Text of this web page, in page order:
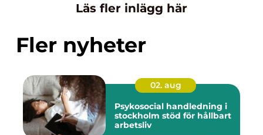
Läs fler inlägg här
Fler nyheter
02. aug
Psykosocial handledning i
stockholm stöd för hållbart
arbetsliv